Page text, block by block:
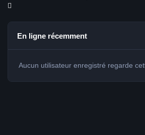
En ligne récemment
Aucun utilisateur enregistré regarde